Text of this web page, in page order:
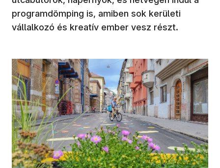
programdömping is, amiben sok kerületi
vállalkozó és kreatív ember vesz részt.